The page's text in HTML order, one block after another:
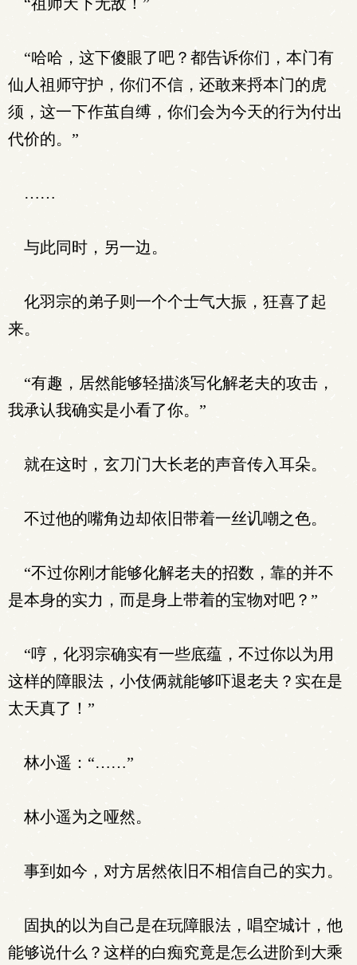
“哈哈，这下傻眼了吧？都告诉你们，本门有
仙人祖师守护，你们不信，还敢来捋本门的虎
须，这一下作茧自缚，你们会为今天的行为付出
代价的。”
……
与此同时，另一边。
化羽宗的弟子则一个个士气大振，狂喜了起
来。
“有趣，居然能够轻描淡写化解老夫的攻击，
我承认我确实是小看了你。”
就在这时，玄刀门大长老的声音传入耳朵。
不过他的嘴角边却依旧带着一丝讥嘲之色。
“不过你刚才能够化解老夫的招数，靠的并不
是本身的实力，而是身上带着的宝物对吧？”
“哼，化羽宗确实有一些底蕴，不过你以为用
这样的障眼法，小伎俩就能够吓退老夫？实在是
太天真了！”
林小遥：“……”
林小遥为之哑然。
事到如今，对方居然依旧不相信自己的实力。
固执的以为自己是在玩障眼法，唱空城计，他
能够说什么？这样的白痴究竟是怎么进阶到大乘